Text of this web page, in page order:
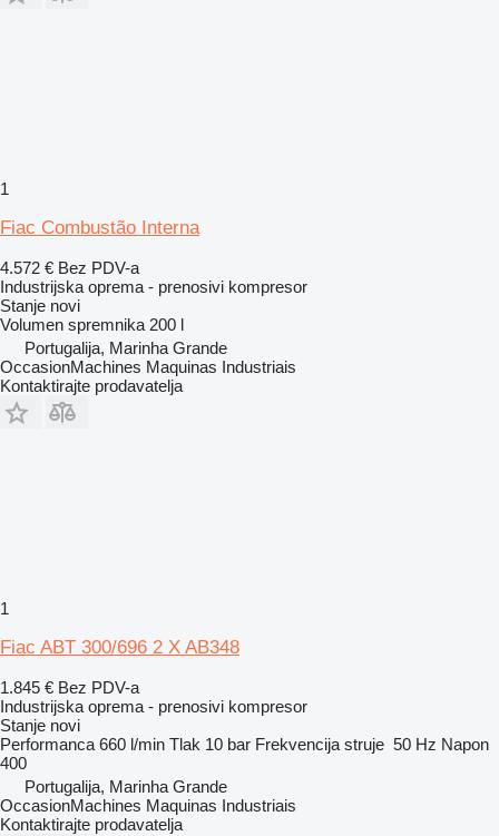
1
Fiac Combustão Interna
4.572 € Bez PDV-a
Industrijska oprema - prenosivi kompresor
Stanje novi
Volumen spremnika 200 l
Portugalija, Marinha Grande
OccasionMachines Maquinas Industriais
Kontaktirajte prodavatelja
1
Fiac ABT 300/696 2 X AB348
1.845 € Bez PDV-a
Industrijska oprema - prenosivi kompresor
Stanje novi
Performanca 660 l/min Tlak 10 bar Frekvencija struje 50 Hz Napon
400
Portugalija, Marinha Grande
OccasionMachines Maquinas Industriais
Kontaktirajte prodavatelja